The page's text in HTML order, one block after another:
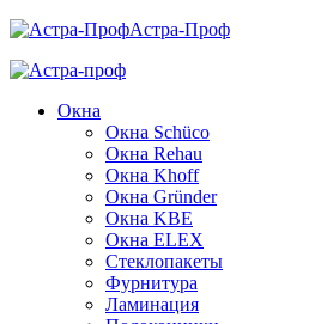
Астра-Проф
Окна
Окна Schüco
Окна Rehau
Окна Khoff
Окна Gründer
Окна KBE
Окна ELEX
Стеклопакеты
Фурнитура
Ламинация